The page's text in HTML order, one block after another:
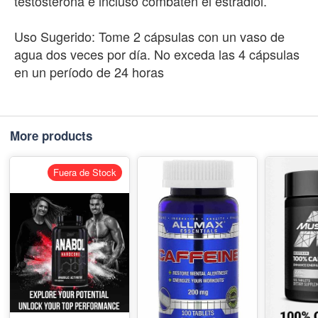
Uso Sugerido: Tome 2 cápsulas con un vaso de
agua dos veces por día. No exceda las 4 cápsulas
en un período de 24 horas
More products
Fuera de Stock